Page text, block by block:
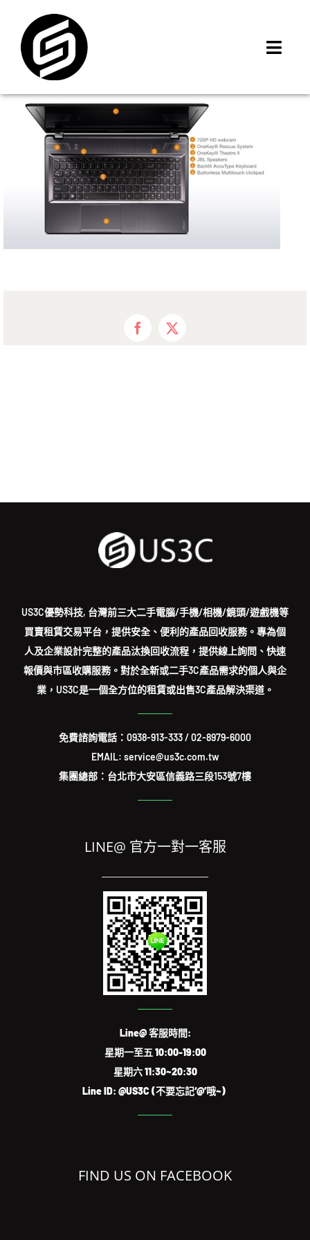
content
門市據點
iMCheck APP
iPhone 回收價
線上商城
Facebook
X
US3C優勢科技, 台灣前三大二手電腦/手機/相機/鏡頭/遊戲機等
買賣租賃交易平台，提供安全、便利的產品回收服務。專為個
人及企業設計完整的產品汰換回收流程，提供線上詢問、快速
報價與市區收購服務。對於全新或二手3C產品需求的個人與企
業，US3C是一個全方位的租賃或出售3C產品解決渠道。
免費諮詢電話： 0938-913-333/02-8979-6000
EMAIL: service@us3c.com.tw
集團總部：台北市大安區信義路三段153號7樓
LINE@ 官方一對一客服
Line@ 客服時間:
星期一至五 10:00-19:00
星期六 11:30~20:30
Line ID: @US3C (不要忘記‘@’哦~)
FIND US ON FACEBOOK